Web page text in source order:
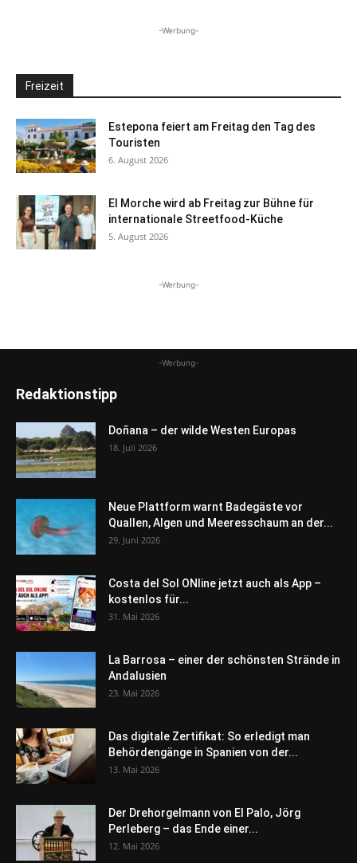
-Werbung-
Freizeit
Estepona feiert am Freitag den Tag des
Touristen
6. August 2026
El Morche wird ab Freitag zur Bühne für
internationale Streetfood-Küche
5. August 2026
-Werbung-
-Werbung-
Redaktionstipp
Doñana – der wilde Westen Europas
18. Juli 2026
Neue Plattform warnt Badegäste vor
Quallen, Algen und Meeresschaum an der...
29. Juni 2026
Costa del Sol ONline jetzt auch als App –
kostenlos für...
31. Mai 2026
La Barrosa – einer der schönsten Strände in
Andalusien
23. Mai 2026
Das digitale Zertifikat: So erledigt man
Behördengänge in Spanien von der...
13. Mai 2026
Der Drehorgelmann von El Palo, Jörg
Perleberg – das Ende einer...
12. Mai 2026